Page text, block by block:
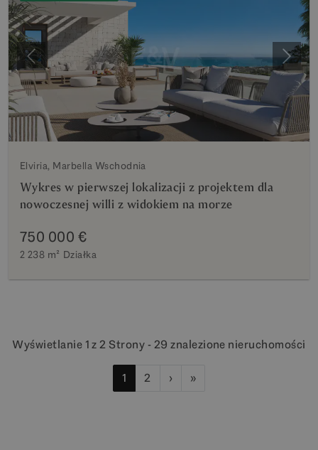
Poprzedni
Elviria, Marbella Wschodnia
Wykres w pierwszej lokalizacji z projektem dla
nowoczesnej willi z widokiem na morze
750 000 €
2 238 m² Działka
Wyświetlanie 1 z 2 Strony - 29 znalezione nieruchomości
1 2 › »